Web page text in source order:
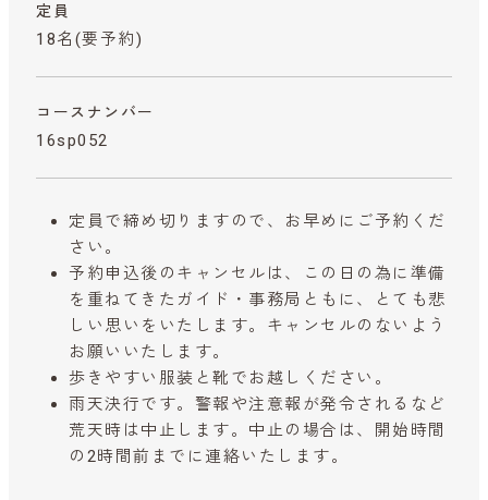
定員
18名(要予約)
コースナンバー
16sp052
定員で締め切りますので、お早めにご予約くだ
さい。
予約申込後のキャンセルは、この日の為に準備
を重ねてきたガイド・事務局ともに、とても悲
しい思いをいたします。キャンセルのないよう
お願いいたします。
歩きやすい服装と靴でお越しください。
雨天決行です。警報や注意報が発令されるなど
荒天時は中止します。中止の場合は、開始時間
の2時間前までに連絡いたします。